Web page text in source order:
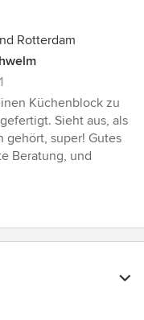
Rotterdam
Küchenblock zu
Sieht aus, als
gehört, super! Gutes
Beratung, und